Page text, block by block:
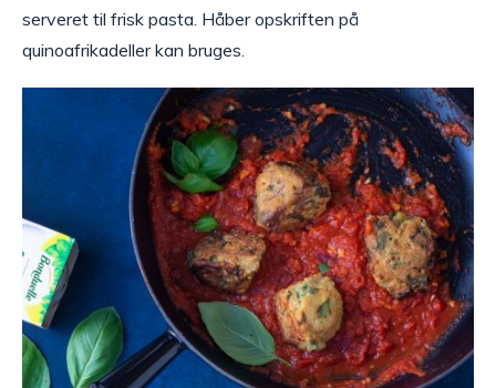
serveret til frisk pasta. Håber opskriften på
quinoafrikadeller kan bruges.